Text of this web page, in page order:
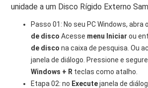
unidade a um Disco Rígido Externo
Passo 01: No seu PC Windows, abra o
de disco Acesse menu Iniciarou
de discona caixa de pesquisa. Ou
janela de diálogo. Pressione e
Windows + R teclas como atalho.
Etapa 02: no Executejanela de